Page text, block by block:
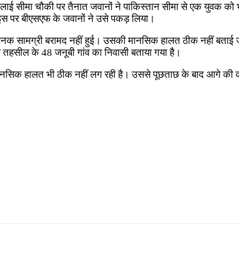
सीमा चौकी पर तैनात जवानों ने पाकिस्तान सीमा से एक युवक
पर बीएसएफ के जवानों ने उसे पकड़ लिया।
सामग्री बरामद नहीं हुई। उसकी मानसिक हालत ठीक नहीं बताई
के 48 जनूबी गांव का निवासी बताया गया है।
हालत भी ठीक नहीं लग रही है। उससे पूछताछ के बाद आगे की